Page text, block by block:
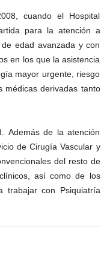
cuando el Hospital
para la atención a
edad avanzada y con
en los que la asistencia
mayor urgente, riesgo
médicas derivadas tanto
Además de la atención
de Cirugía Vascular y
del resto de
así como de los
trabajar con Psiquiatría